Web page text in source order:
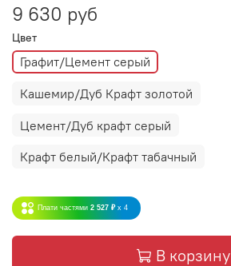
9 630 руб
Цвет
Графит/Цемент серый
Кашемир/Дуб Крафт золотой
Цемент/Дуб крафт серый
Крафт белый/Крафт табачный
Плати частями 2 527 ₽ x 4
В корзину